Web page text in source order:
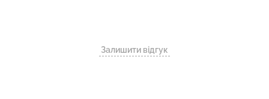
Залишити відгук